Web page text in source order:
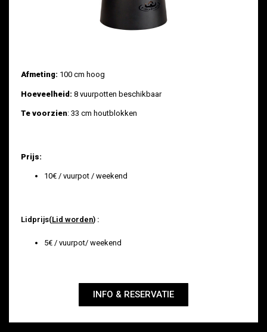
Afmeting: 100 cm hoog
Hoeveelheid: 8 vuurpotten beschikbaar
Te voorzien: 33 cm houtblokken
Prijs:
10€ / vuurpot / weekend
Lidprijs(Lid worden) :
5€ / vuurpot/ weekend
INFO & RESERVATIE